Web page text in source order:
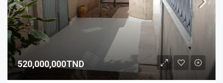
520,000,000TND